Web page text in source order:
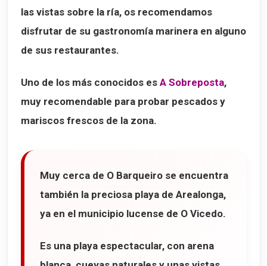
las vistas sobre la ría, os recomendamos
disfrutar de su gastronomía marinera en alguno
de sus restaurantes.
Uno de los más conocidos es A Sobreposta,
muy recomendable para probar pescados y
mariscos frescos de la zona.
Muy cerca de O Barqueiro se encuentra
también la preciosa playa de Arealonga,
ya en el municipio lucense de O Vicedo.
Es una playa espectacular, con arena